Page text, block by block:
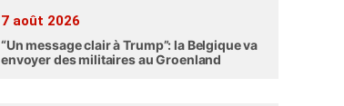
7 août 2026
“Un message clair à Trump”: la Belgique va
envoyer des militaires au Groenland